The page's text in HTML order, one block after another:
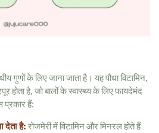
गुणों के लिए जाना जाता है। यह पौधा विटामिन,
है, जो बालों के स्वास्थ्य के लिए फायदेमंद
प्रकार हैं:
देता है: रोजमेरी में विटामिन और मिनरल होते हैं